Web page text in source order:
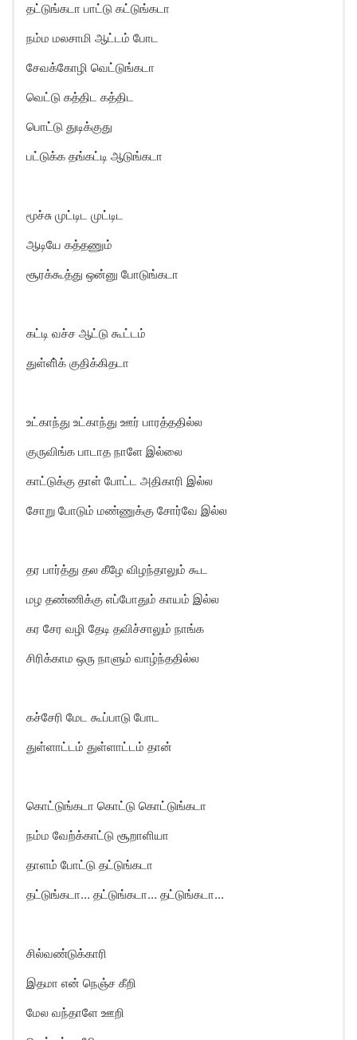
தட்டுங்கடா பாட்டு கட்டுங்கடா
நம்ம மலசாமி ஆட்டம் போட
சேவக்கோழி வெட்டுங்கடா
வெட்டு கத்திட கத்திட
பொட்டு துடிக்குது
பட்டுக்க தங்கட்டி ஆடுங்கடா
மூச்சு முட்டிட முட்டிட
ஆடியே கத்தணும்
சூரக்கூத்து ஒன்னு போடுங்கடா
கட்டி வச்ச ஆட்டு கூட்டம்
துள்ளி்க் குதிக்கிதடா
உட்காந்து உட்காந்து ஊர் பாரத்ததில்ல
குருவிங்க பாடாத நாளே இல்லை
காட்டுக்கு தாள் போட்ட அதிகாரி இல்ல
சோறு போடும் மண்ணுக்கு சோர்வே இல்ல
தர பார்த்து தல கீழே விழந்தாலும் கூட
மழ தண்ணிக்கு எப்போதும் காயம் இல்ல
கர சேர வழி தேடி தவிச்சாலும் நாங்க
சிரிக்காம ஒரு நாளும் வாழ்ந்ததில்ல
கச்சேரி மேட கூப்பாடு போட
துள்ளாட்டம் துள்ளாட்டம் தான்
கொட்டுங்கடா கொட்டு கொட்டுங்கடா
நம்ம வேற்க்காட்டு சூறாளியா
தாளம் போட்டு தட்டுங்கடா
தட்டுங்கடா… தட்டுங்கடா… தட்டுங்கடா…
சில்வண்டுக்காரி
இதமா என் நெஞ்ச கீறி
மேல வந்தாளே ஊறி